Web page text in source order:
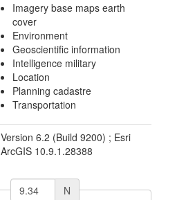
Imagery base maps earth
cover
Environment
Geoscientific information
Intelligence military
Location
Planning cadastre
Transportation
Version 6.2 (Build 9200) ; Esri
ArcGIS 10.9.1.28388
N